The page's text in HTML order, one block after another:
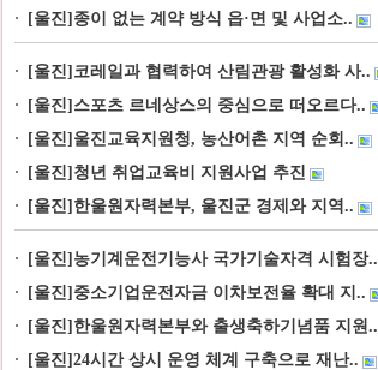
[울진]종이 없는 계약 방식 읍·면 및 사업소..
[울진]코레일과 협력하여 산림관광 활성화 사..
[울진]스포츠 르네상스의 중심으로 떠오르다..
[울진]울진교육지원청, 농산어촌 지역 순회..
[울진]청년 취업교육비 지원사업 추진
[울진]한울원자력본부, 울진군 경제와 지역..
[울진]농기계운전기능사 국가기술자격 시험장..
[울진]중소기업운전자금 이차보전율 확대 지..
[울진]한울원자력본부와 출생축하기념품 지원..
[울진]24시간 상시 운영 체계 구축으로 재난..